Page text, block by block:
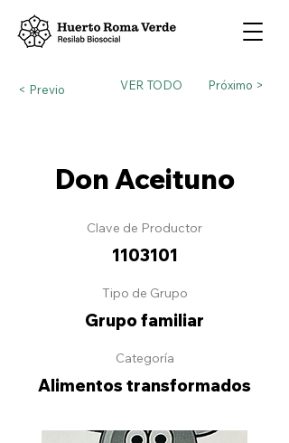
< Previo VER TODO Próximo >
Don Aceituno
Clave de Productor
1103101
Tipo de Grupo
Grupo familiar
Categoría
Alimentos transformados